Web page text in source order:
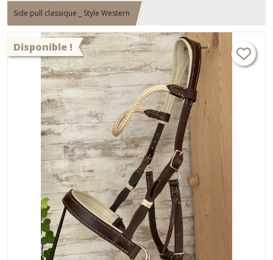
Side pull classique _ Style Western
Disponible !